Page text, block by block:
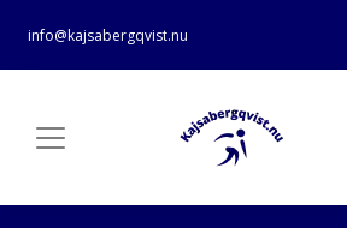
info@kajsabergqvist.nu